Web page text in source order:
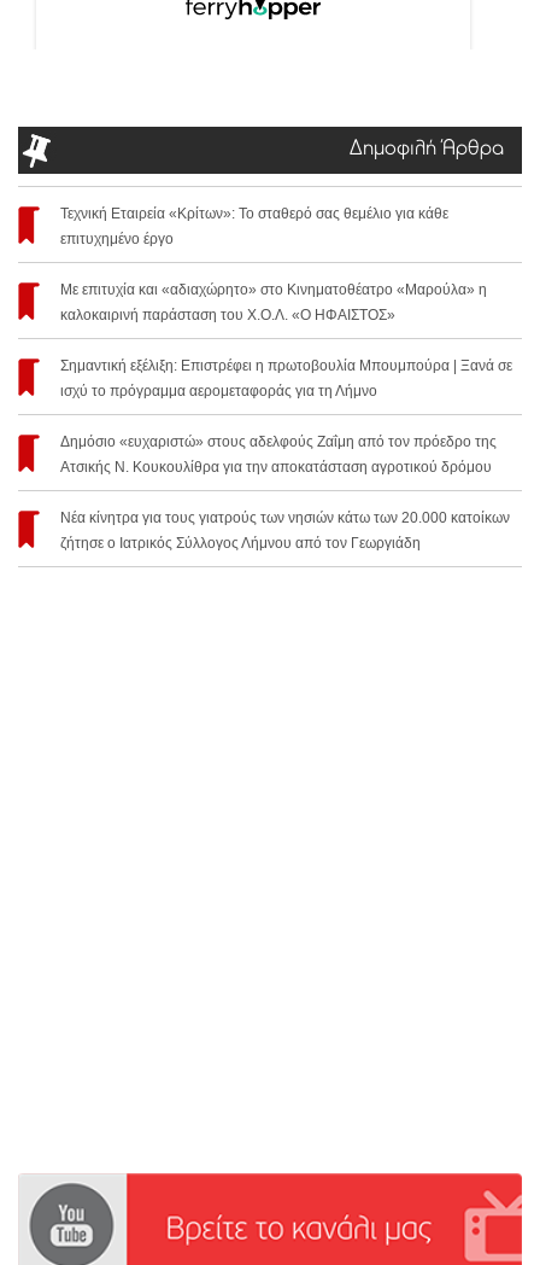
Δημοφιλή Άρθρα
Τεχνική Εταιρεία «Κρίτων»: Το σταθερό σας θεμέλιο για κάθε
επιτυχημένο έργο
Με επιτυχία και «αδιαχώρητο» στο Κινηματοθέατρο «Μαρούλα» η
καλοκαιρινή παράσταση του Χ.Ο.Λ. «Ο ΗΦΑΙΣΤΟΣ»
Σημαντική εξέλιξη: Επιστρέφει η πρωτοβουλία Μπουμπούρα | Ξανά σε
ισχύ το πρόγραμμα αερομεταφοράς για τη Λήμνο
Δημόσιο «ευχαριστώ» στους αδελφούς Ζαΐμη από τον πρόεδρο της
Ατσικής Ν. Κουκουλίθρα για την αποκατάσταση αγροτικού δρόμου
Νέα κίνητρα για τους γιατρούς των νησιών κάτω των 20.000 κατοίκων
ζήτησε ο Ιατρικός Σύλλογος Λήμνου από τον Γεωργιάδη